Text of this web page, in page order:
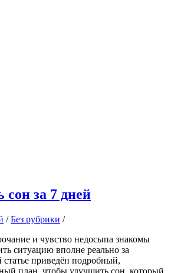
за 7 дней
/Без рубрики /
и чувство недосыпа знакомы
ситуацию вполне реально за
статье приведён подробный,